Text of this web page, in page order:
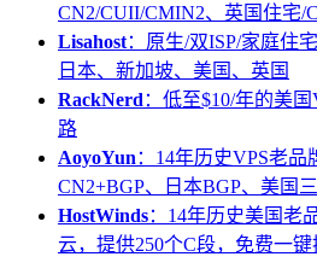
CN2/CUII/CMIN2、英国住宅/
Lisahost：原生/双ISP/家庭住
日本、新加坡、美国、英国
RackNerd ：低至$10/年的美
路
AoyoYun ：14年历史VPS老品
CN2+BGP、日本BGP、美国
HostWinds：14年历史美国老
云，提供250个C段，免费一键